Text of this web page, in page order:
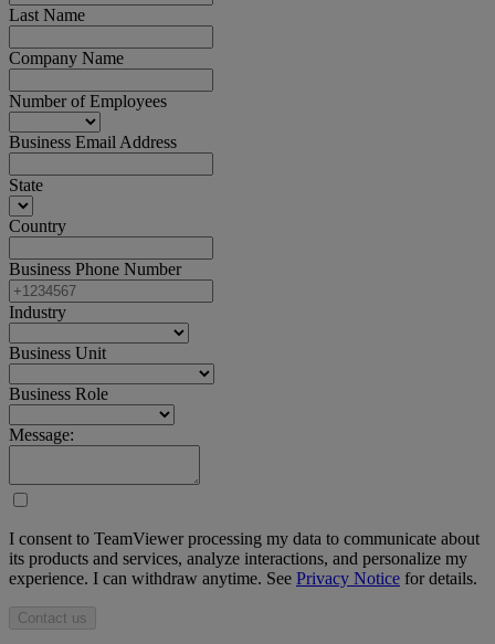
Last Name
Company Name
Number of Employees
Business Email Address
State
Country
Business Phone Number
Industry
Business Unit
Business Role
Message:
I consent to TeamViewer processing my data to communicate about
its products and services, analyze interactions, and personalize my
experience. I can withdraw anytime. See Privacy Notice for details.
Contact us